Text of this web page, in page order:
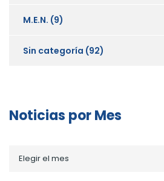
M.E.N. (9)
Sin categoría (92)
Noticias por Mes
porElegir el mes